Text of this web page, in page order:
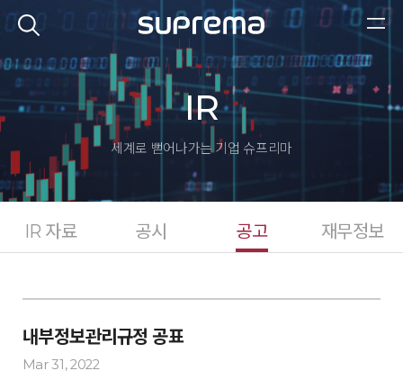
IR
세계로 뻗어나가는 기업 슈프리마
IR 자료 공시 공고 재무정보
내부정보관리규정 공표
Mar 31, 2022